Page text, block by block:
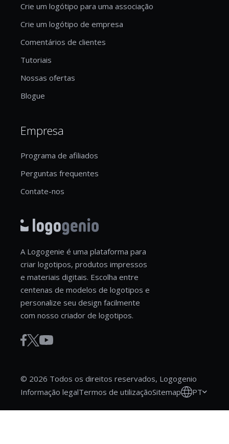
Crie um logótipo para uma associação
Crie um logótipo de empresa
Comentários de clientes
Tutoriais
Nossas ofertas
Blogue
Empresa
Programa de afiliados
Perguntas frequentes
Contate-nos
A Logogenie é uma plataforma para
criar logotipos, produtos impressos
e materiais digitais. Escolha entre
centenas de modelos de logotipos e
personalize seu design facilmente
com nosso criador de logotipos.
© 2026 Todos os direitos reservados, Logogenio
Informação legalTermos de utilizaçãoSitemap PT